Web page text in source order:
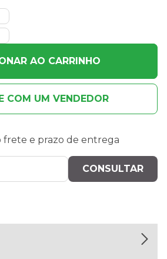
AO CARRINHO
COM UM VENDEDOR
frete e prazo de entrega